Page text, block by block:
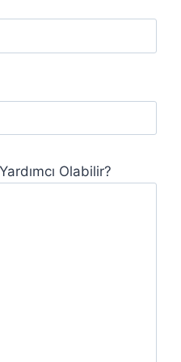
Olabilir?